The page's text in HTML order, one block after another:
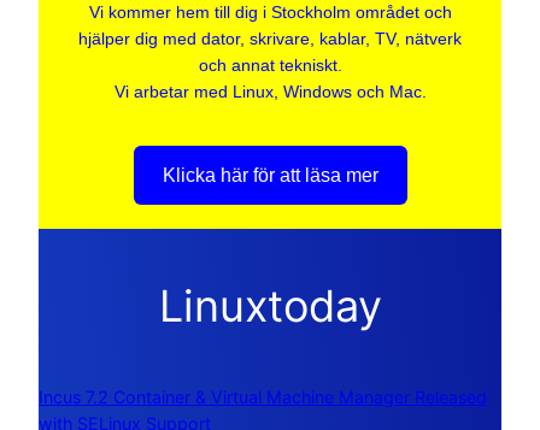
Vi kommer hem till dig i Stockholm området och
hjälper dig med dator, skrivare, kablar, TV, nätverk
och annat tekniskt.
Vi arbetar med Linux, Windows och Mac.
Klicka här för att läsa mer
Linuxtoday
Incus 7.2 Container & Virtual Machine Manager Released
with SELinux Support